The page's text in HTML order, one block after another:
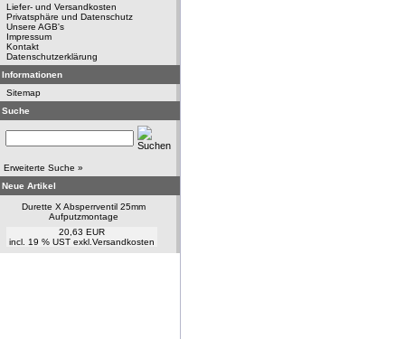
Liefer- und Versandkosten
Privatsphäre und Datenschutz
Unsere AGB's
Impressum
Kontakt
Datenschutzerklärung
Informationen
Sitemap
Suche
Erweiterte Suche »
Neue Artikel
Durette X Absperrventil 25mm
Aufputzmontage
20,63 EUR
incl. 19 % UST exkl. Versandkosten